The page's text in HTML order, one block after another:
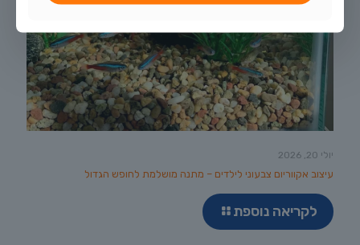
יולי 20, 2026
עיצוב אקווריום צבעוני לילדים – מתנה מושלמת לחופש הגדול
לקריאה נוספת